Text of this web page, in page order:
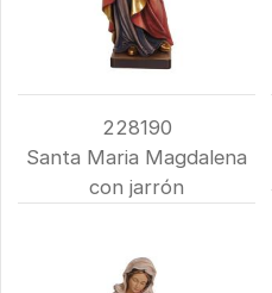
228190
Santa Maria Magdalena
con jarrón